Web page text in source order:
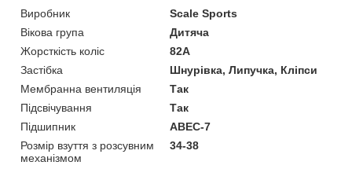
Виробник
Scale Sports
Вікова група
Дитяча
Жорсткість коліс
82А
Застібка
Шнурівка, Липучка, Кліпси
Мембранна вентиляція
Так
Підсвічування
Так
Підшипник
ABEC-7
Розмір взуття з розсувним
механізмом
34-38